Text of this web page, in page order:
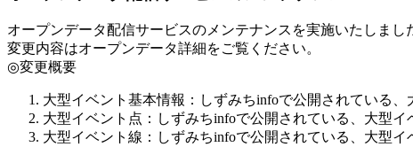
オープンデータ配信サービスのメンテナンスを実施いたしまし
変更内容はオープンデータ詳細をご覧ください。
◎変更概要
大型イベント基本情報：しずみちinfoで公開されている
大型イベント点：しずみちinfoで公開されている、大型
大型イベント線：しずみちinfoで公開されている、大型